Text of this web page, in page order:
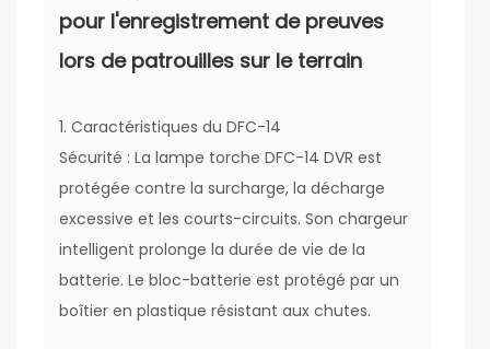
pour l'enregistrement de preuves
lors de patrouilles sur le terrain
1. Caractéristiques du DFC-14
Sécurité : La lampe torche DFC-14 DVR est
protégée contre la surcharge, la décharge
excessive et les courts-circuits. Son chargeur
intelligent prolonge la durée de vie de la
batterie. Le bloc-batterie est protégé par un
boîtier en plastique résistant aux chutes.